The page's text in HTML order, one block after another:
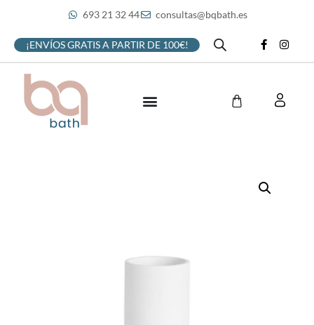
693 21 32 44 consultas@bqbath.es
¡ENVÍOS GRATIS A PARTIR DE 100€!